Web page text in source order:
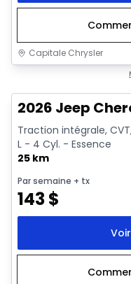
Capitale Chrysler
2026 Jeep
Traction intégrale,
L - 4 Cyl. - Essence
25 km
Par semaine + tx
143$